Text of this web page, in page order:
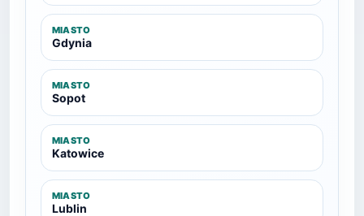
MIASTO
Gdynia
MIASTO
Sopot
MIASTO
Katowice
MIASTO
Lublin